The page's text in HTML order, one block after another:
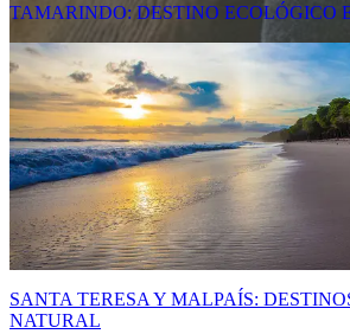
TAMARINDO: DESTINO ECOLÓGICO
SANTA TERESA Y MALPAÍS:
NATURAL